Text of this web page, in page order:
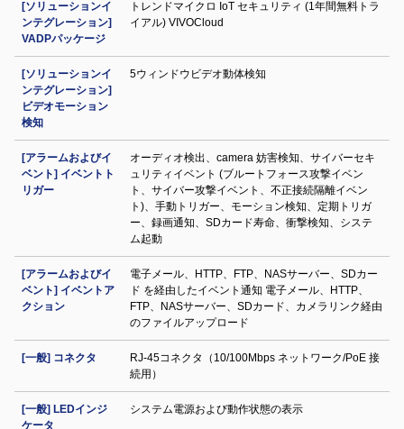
[ソリューションイ
ンテグレーション]
VADPパッケージ
トレンドマイクロ IoT セキュリティ (1年間無料トラ
イアル) VIVOCloud
[ソリューションイ
ンテグレーション]
ビデオモーション
検知
5ウィンドウビデオ動体検知
[アラームおよびイ
ベント] イベントト
リガー
オーディオ検出、camera 妨害検知、サイバーセキ
ュリティイベント (ブルートフォース攻撃イベン
ト、サイバー攻撃イベント、不正接続隔離イベン
ト)、手動トリガー、モーション検知、定期トリガ
ー、録画通知、SDカード寿命、衝撃検知、システ
ム起動
[アラームおよびイ
ベント] イベントア
クション
電子メール、HTTP、FTP、NASサーバー、SDカー
ド を経由したイベント通知 電子メール、HTTP、
FTP、NASサーバー、SDカード、カメラリンク経由
のファイルアップロード
[一般] コネクタ
RJ-45コネクタ（10/100Mbps ネットワーク/PoE 接
続用）
[一般] LEDインジ
ケータ
システム電源および動作状態の表示